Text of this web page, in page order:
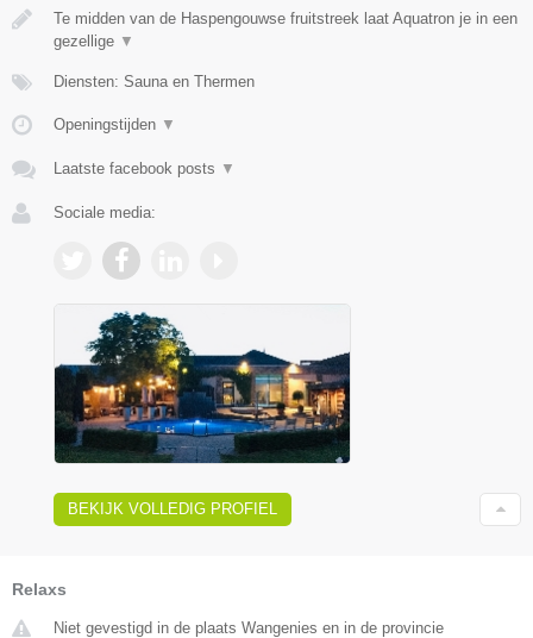
Te midden van de Haspengouwse fruitstreek laat Aquatron je in een
gezellige ▼
Diensten: Sauna en Thermen
Openingstijden ▼
Laatste facebook posts ▼
Sociale media:
BEKIJK VOLLEDIG PROFIEL
Relaxs
Niet gevestigd in de plaats Wangenies en in de provincie